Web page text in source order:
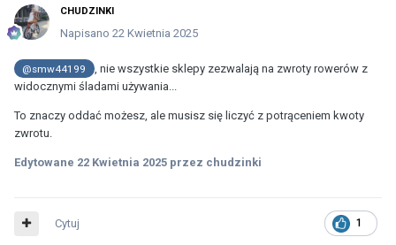
CHUDZINKI
Napisano 22 Kwietnia 2025
@smw44199
, nie wszystkie sklepy zezwalają na zwroty rowerów z
widocznymi śladami używania...
To znaczy oddać możesz, ale musisz się liczyć z potrąceniem kwoty
zwrotu.
Edytowane 22 Kwietnia 2025 przez chudzinki
1
Cytuj